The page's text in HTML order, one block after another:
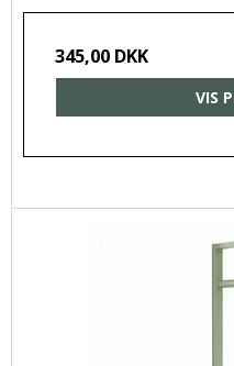
345,00 DKK
VIS